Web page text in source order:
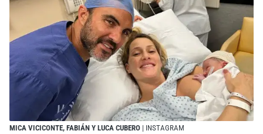
MICA VICICONTE, FABIÁN Y LUCA CUBERO | INSTAGRAM